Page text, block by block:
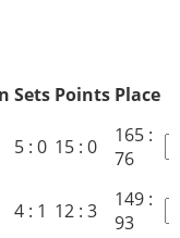
Sets Points Place
5 : 0 15 : 0
165 :
76
4 : 1 12 : 3
149 :
93